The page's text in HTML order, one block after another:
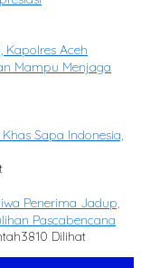
Kapolres Aceh
Mampu Menjaga
Sapa Indonesia,
Penerima Jadup,
Pascabencana
3810 Dilihat